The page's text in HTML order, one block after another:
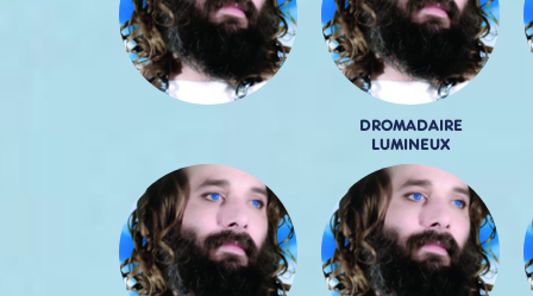
DROMADAIRE
LUMINEUX